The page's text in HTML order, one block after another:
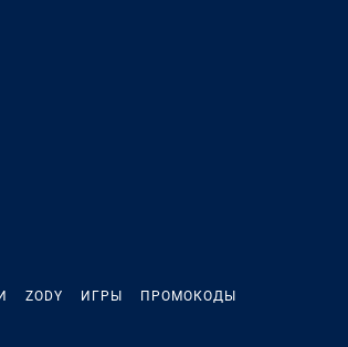
ZODY ИГРЫ ПРОМОКОДЫ